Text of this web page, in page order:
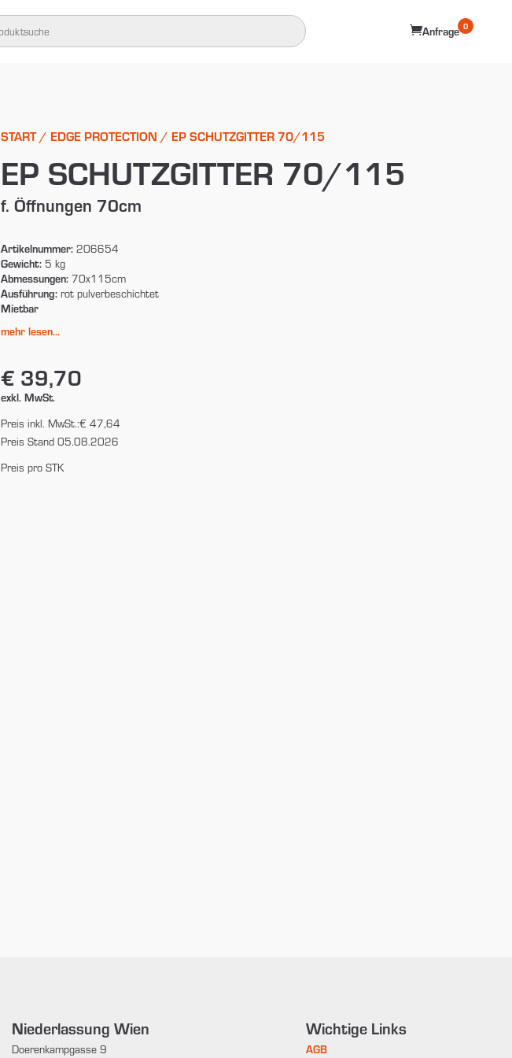
Anfrage 0
START/ EDGE PROTECTION / EP SCHUTZGITTER 70/115
EP SCHUTZGITTER 70/115
f. Öffnungen 70cm
Artikelnummer:206654
Gewicht:5 kg
Abmessungen:70x115cm
Ausführung:rot pulverbeschichtet
Mietbar
mehr lesen...
€ 39,70
exkl. MwSt.
Preis inkl. MwSt.:€ 47,64
Preis Stand 05.08.2026
Preis pro STK
Niederlassung Wien
Doerenkampgasse 9
Wichtige Links
AGB